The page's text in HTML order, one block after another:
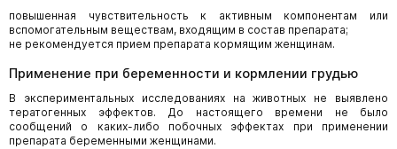
повышенная чувствительность к активным компонентам или
вспомогательным веществам, входящим в состав препарата;
не рекомендуется прием препарата кормящим женщинам.
Применение при беременности и кормлении грудью
В экспериментальных исследованиях на животных не выявлено
тератогенных эффектов. До настоящего времени не было
сообщений о каких-либо побочных эффектах при применении
препарата беременными женщинами.